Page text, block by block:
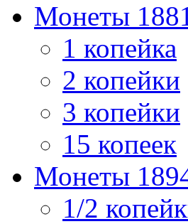
Монеты
1 копейка
2 копейки
3 копейки
15 копеек
Монеты
1/2